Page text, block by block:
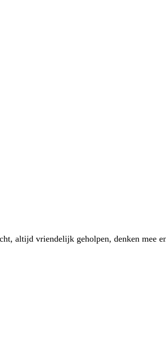
altijd vriendelijk geholpen, denken mee